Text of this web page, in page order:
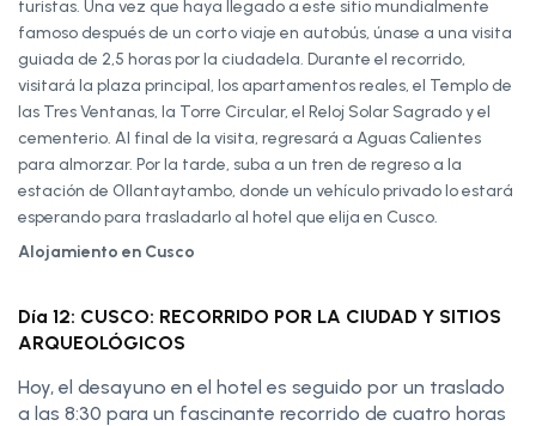
turistas. Una vez que haya llegado a este sitio mundialmente
famoso después de un corto viaje en autobús, únase a una visita
guiada de 2,5 horas por la ciudadela. Durante el recorrido,
visitará la plaza principal, los apartamentos reales, el Templo de
las Tres Ventanas, la Torre Circular, el Reloj Solar Sagrado y el
cementerio. Al final de la visita, regresará a Aguas Calientes
para almorzar. Por la tarde, suba a un tren de regreso a la
estación de Ollantaytambo, donde un vehículo privado lo estará
esperando para trasladarlo al hotel que elija en Cusco.
Alojamiento en Cusco
Día 12: CUSCO: RECORRIDO POR LA CIUDAD Y SITIOS
ARQUEOLÓGICOS
Hoy, el desayuno en el hotel es seguido por un traslado
a las 8:30 para un fascinante recorrido de cuatro horas